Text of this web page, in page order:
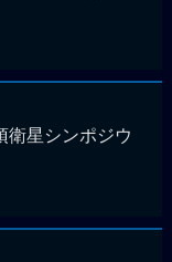
衛星シンポジウ